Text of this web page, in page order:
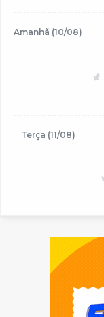
Amanhã (10/08)
Terça (11/08)